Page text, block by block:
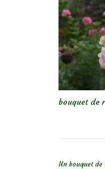
bouquet de
Un bouquet